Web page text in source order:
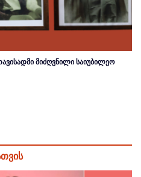
მიძღვნილი საიუბილეო